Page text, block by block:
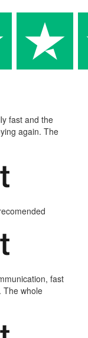
fast and the
again. The
fast
The whole